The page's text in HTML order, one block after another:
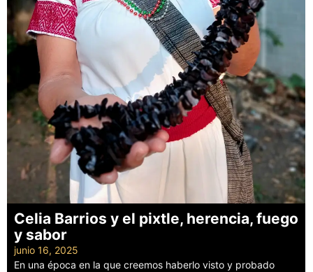
Celia Barrios y el pixtle, herencia, fuego
y sabor
junio 16, 2025
En una época en la que creemos haberlo visto y probado